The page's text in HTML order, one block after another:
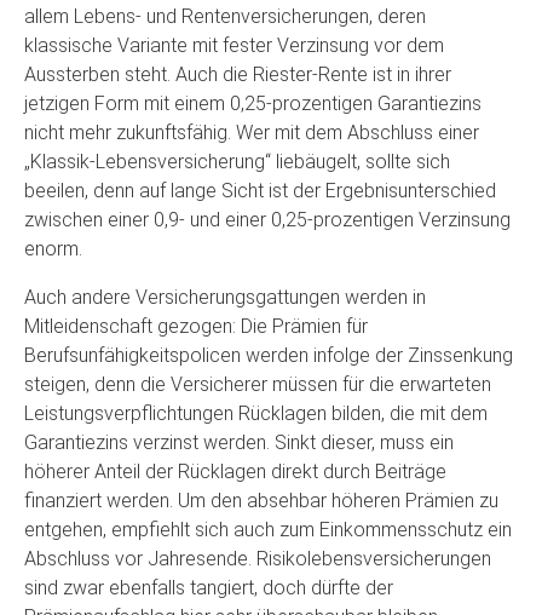
allem Lebens- und Rentenversicherungen, deren
klassische Variante mit fester Verzinsung vor dem
Aussterben steht. Auch die Riester-Rente ist in ihrer
jetzigen Form mit einem 0,25-prozentigen Garantiezins
nicht mehr zukunftsfähig. Wer mit dem Abschluss einer
„Klassik-Lebensversicherung“ liebäugelt, sollte sich
beeilen, denn auf lange Sicht ist der Ergebnisunterschied
zwischen einer 0,9- und einer 0,25-prozentigen Verzinsung
enorm.
Auch andere Versicherungsgattungen werden in
Mitleidenschaft gezogen: Die Prämien für
Berufsunfähigkeitspolicen werden infolge der Zinssenkung
steigen, denn die Versicherer müssen für die erwarteten
Leistungsverpflichtungen Rücklagen bilden, die mit dem
Garantiezins verzinst werden. Sinkt dieser, muss ein
höherer Anteil der Rücklagen direkt durch Beiträge
finanziert werden. Um den absehbar höheren Prämien zu
entgehen, empfiehlt sich auch zum Einkommensschutz ein
Abschluss vor Jahresende. Risikolebensversicherungen
sind zwar ebenfalls tangiert, doch dürfte der